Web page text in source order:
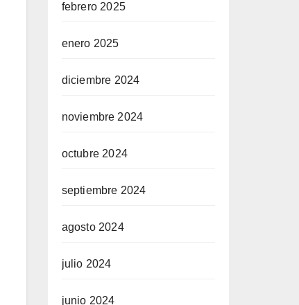
febrero 2025
enero 2025
diciembre 2024
noviembre 2024
octubre 2024
septiembre 2024
agosto 2024
julio 2024
junio 2024